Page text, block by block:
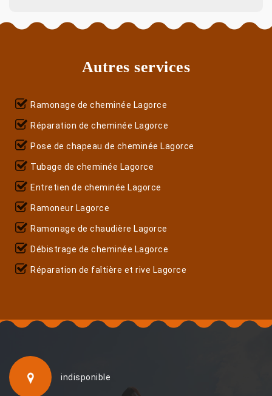
Autres services
Ramonage de cheminée Lagorce
Réparation de cheminée Lagorce
Pose de chapeau de cheminée Lagorce
Tubage de cheminée Lagorce
Entretien de cheminée Lagorce
Ramoneur Lagorce
Ramonage de chaudière Lagorce
Débistrage de cheminée Lagorce
Réparation de faîtière et rive Lagorce
indisponible